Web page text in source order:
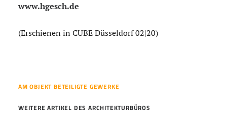
www.hgesch.de
(Erschienen in CUBE Düsseldorf 02|20)
AM OBJEKT BETEILIGTE GEWERKE
WEITERE ARTIKEL DES ARCHITEKTURBÜROS